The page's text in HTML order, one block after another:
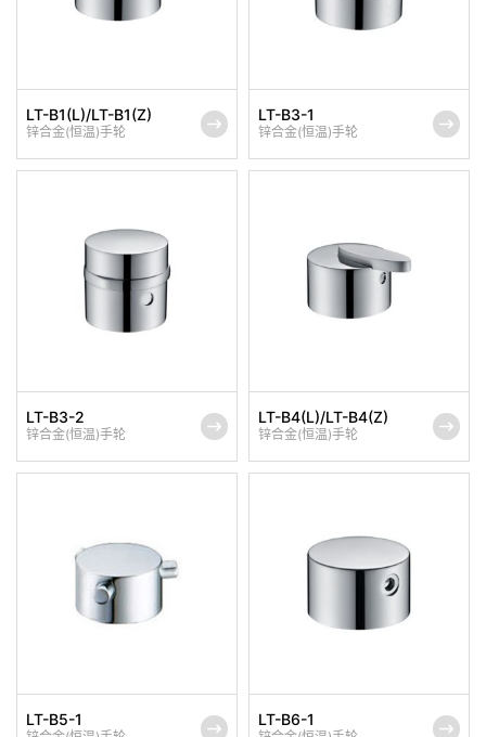
LT-B1(L)/LT-B1(Z)
锌合金(恒温)手轮
LT-B3-1
锌合金(恒温)手轮
LT-B3-2
锌合金(恒温)手轮
LT-B4(L)/LT-B4(Z)
锌合金(恒温)手轮
LT-B5-1 LT-B6-1